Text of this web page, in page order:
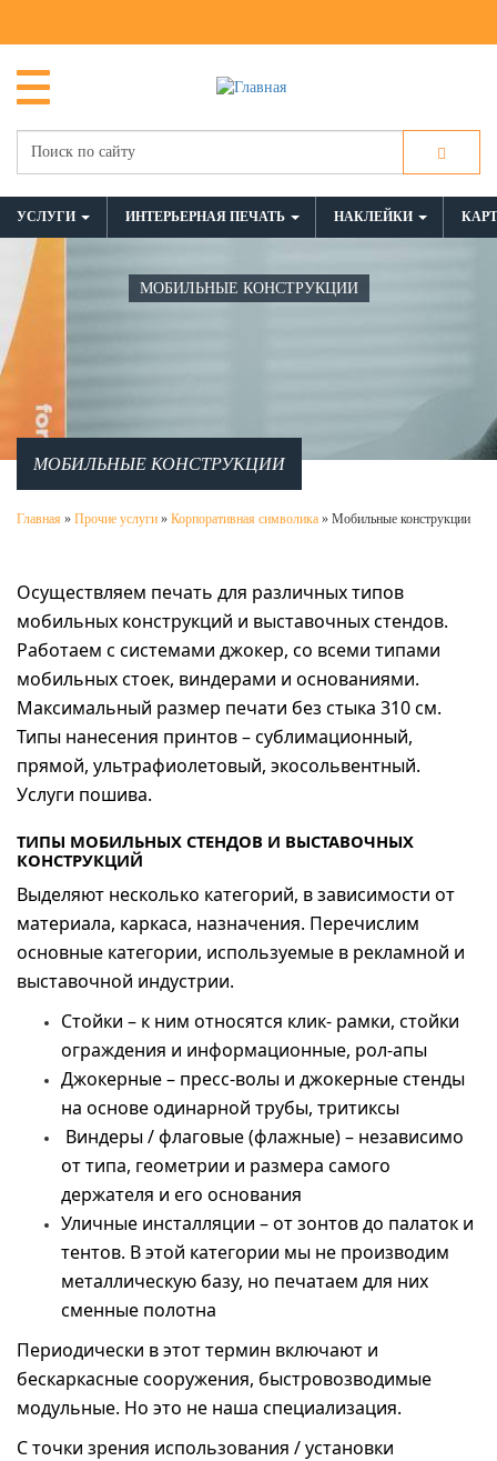
УСЛУГИ ИНТЕРЬЕРНАЯ ПЕЧАТЬ НАКЛЕЙКИ
МОБИЛЬНЫЕ КОНСТРУКЦИИ
МОБИЛЬНЫЕ КОНСТРУКЦИИ
Главная » Прочие услуги » Корпоративная символика » Мобильные конструкции
Осуществляем печать для различных типов
мобильных конструкций и выставочных стендов.
Работаем с системами джокер, со всеми типами
мобильных стоек, виндерами и основаниями.
Максимальный размер печати без стыка 310 см.
Типы нанесения принтов – сублимационный,
прямой, ультрафиолетовый, экосольвентный.
Услуги пошива.
ТИПЫ МОБИЛЬНЫХ СТЕНДОВ И ВЫСТАВОЧНЫХ
КОНСТРУКЦИЙ
Выделяют несколько категорий, в зависимости от
материала, каркаса, назначения. Перечислим
основные категории, используемые в рекламной и
выставочной индустрии.
Стойки – к ним относятся клик- рамки, стойки
ограждения и информационные, рол-апы
Джокерные – пресс-волы и джокерные стенды
на основе одинарной трубы, тритиксы
Виндеры / флаговые (флажные) – независимо
от типа, геометрии и размера самого
держателя и его основания
Уличные инсталляции – от зонтов до палаток и
тентов. В этой категории мы не производим
металлическую базу, но печатаем для них
сменные полотна
Периодически в этот термин включают и
бескаркасные сооружения, быстровозводимые
модульные. Но это не наша специализация.
С точки зрения использования / установки